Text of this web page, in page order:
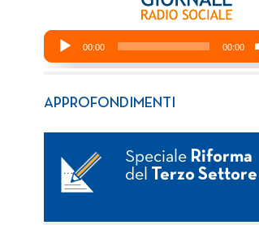
APPROFONDIMENTI
Speciale Riforma
del
Terzo Settore